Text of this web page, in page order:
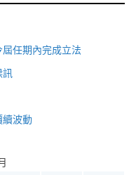
任期內完成立法
續波動